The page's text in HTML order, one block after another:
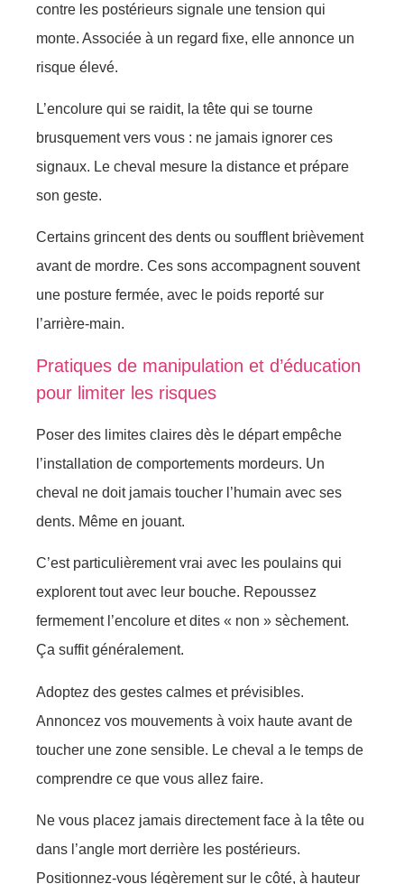
contre les postérieurs signale une tension qui
monte. Associée à un regard fixe, elle annonce un
risque élevé.
L’encolure qui se raidit, la tête qui se tourne
brusquement vers vous : ne jamais ignorer ces
signaux. Le cheval mesure la distance et prépare
son geste.
Certains grincent des dents ou soufflent brièvement
avant de mordre. Ces sons accompagnent souvent
une posture fermée, avec le poids reporté sur
l’arrière-main.
Pratiques de manipulation et d’éducation
pour limiter les risques
Poser des limites claires dès le départ empêche
l’installation de comportements mordeurs. Un
cheval ne doit jamais toucher l’humain avec ses
dents. Même en jouant.
C’est particulièrement vrai avec les poulains qui
explorent tout avec leur bouche. Repoussez
fermement l’encolure et dites « non » sèchement.
Ça suffit généralement.
Adoptez des gestes calmes et prévisibles.
Annoncez vos mouvements à voix haute avant de
toucher une zone sensible. Le cheval a le temps de
comprendre ce que vous allez faire.
Ne vous placez jamais directement face à la tête ou
dans l’angle mort derrière les postérieurs.
Positionnez-vous légèrement sur le côté, à hauteur